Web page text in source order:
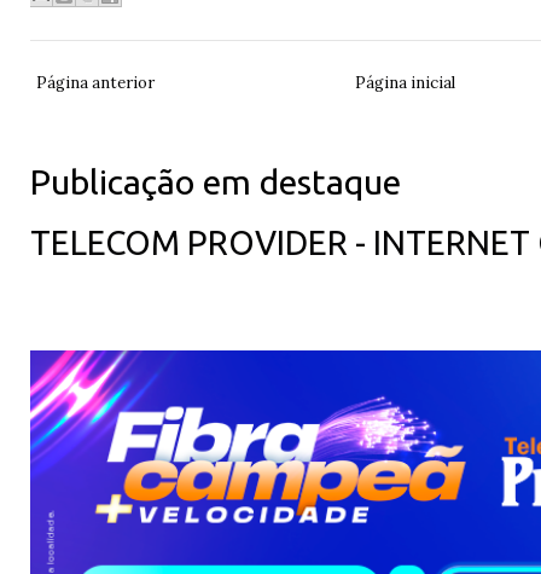
Página anterior Página inicial
Publicação em destaque
TELECOM PROVIDER -